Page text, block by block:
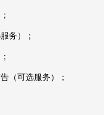
务）；
（可选服务）；